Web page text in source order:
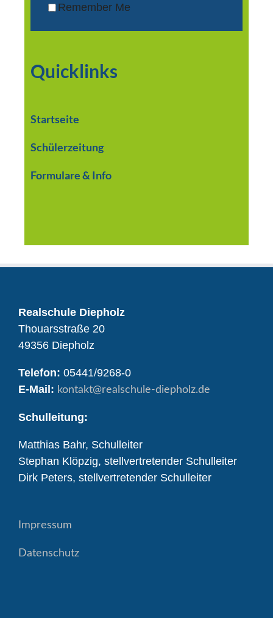
Remember Me
Quicklinks
Startseite
Schülerzeitung
Formulare & Info
Realschule Diepholz
Thouarsstraße 20
49356 Diepholz
Telefon: 05441/9268-0
E-Mail: kontakt@realschule-diepholz.de
Schulleitung:
Matthias Bahr, Schulleiter
Stephan Klöpzig, stellvertretender Schulleiter
Dirk Peters, stellvertretender Schulleiter
Impressum
Datenschutz